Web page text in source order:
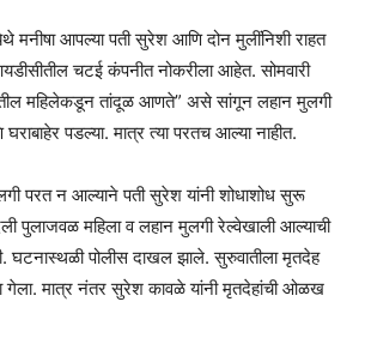
मनीषा आपल्या पती सुरेश आणि दोन मुलींनिशी राहत
चटई कंपनीत नोकरीला आहेत. सोमवारी
महिलेकडून तांदूळ आणते” असे सांगून लहान मुलगी
पडल्या. मात्र त्या परतच आल्या नाहीत.
परत न आल्याने पती सुरेश यांनी शोधाशोध सुरू
पुलाजवळ महिला व लहान मुलगी रेल्वेखाली आल्याची
घटनास्थळी पोलीस दाखल झाले. सुरुवातीला मृतदेह
गेला. मात्र नंतर सुरेश कावळे यांनी मृतदेहांची ओळख